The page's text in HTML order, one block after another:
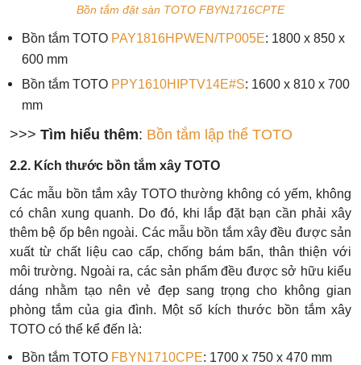
Bồn tắm đặt sàn TOTO FBYN1716CPTE
Bồn tắm TOTO PAY1816HPWEN/TP005E: 1800 x 850 x
600 mm
Bồn tắm TOTO PPY1610HIPTV14E#S: 1600 x 810 x 700
mm
>>> Tìm hiểu thêm: Bồn tắm lập thể TOTO
2.2. Kích thước bồn tắm xây TOTO
Các mẫu bồn tắm xây TOTO thường không có yếm, không
có chân xung quanh. Do đó, khi lắp đặt bạn cần phải xây
thêm bệ ốp bên ngoài. Các mẫu bồn tắm xây đều được sản
xuất từ chất liệu cao cấp, chống bám bẩn, thân thiện với
môi trường. Ngoài ra, các sản phẩm đều được sở hữu kiểu
dáng nhằm tạo nên vẻ đẹp sang trọng cho không gian
phòng tắm của gia đình. Một số kích thước bồn tắm xây
TOTO có thể kể đến là:
Bồn tắm TOTO FBYN1710CPE: 1700 x 750 x 470 mm